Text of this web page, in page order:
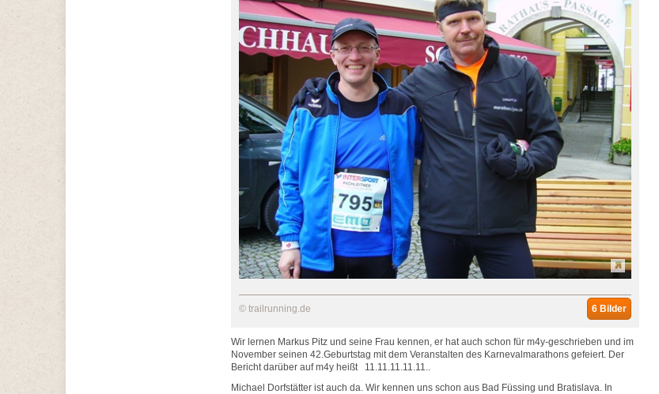
© trailrunning.de 6 Bilder
Wir lernen Markus Pitz und seine Frau kennen, er hat auch schon für m4y-geschrieben und im
November seinen 42.Geburtstag mit dem Veranstalten des Karnevalmarathons gefeiert. Der
Bericht darüber auf m4y heißt 11.11.11.11.11..
Michael Dorfstätter ist auch da. Wir kennen uns schon aus Bad Füssing und Bratislava. In